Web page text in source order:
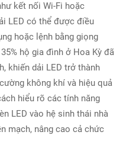
kết nối Wi-Fi hoặc
LED có thể được điều
hoặc lệnh bằng giọng
hộ gia đình ở Hoa Kỳ đã
khiến dải LED trở thành
không khí và hiệu quả
hiểu rõ các tính năng
LED vào hệ sinh thái nhà
mạch, nâng cao cả chức